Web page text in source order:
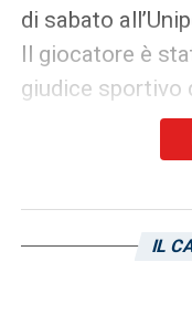
di sabato
Il giocatore è
giudice sportivo
cartellino giallo
ed essendo in
IL